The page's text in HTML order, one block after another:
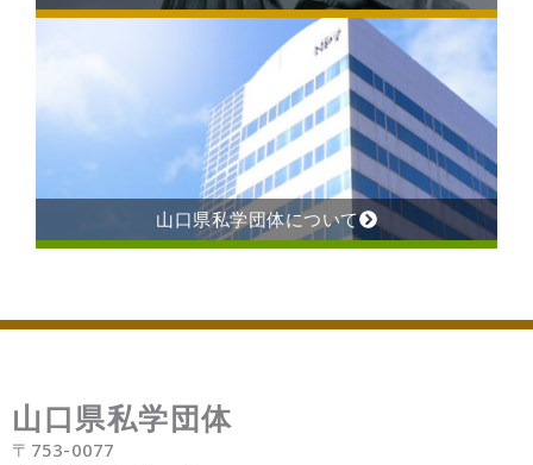
山口県私学団体について
山口県私学団体
〒753-0077